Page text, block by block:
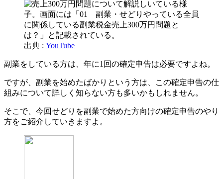
出典 : YouTube
副業をしている方は、年に1回の確定申告は必要ですよね。
ですが、副業を始めたばかりという方は、この確定申告の仕
組みについて詳しく知らない方も多いかもしれません。
そこで、今回せどりを副業で始めた方向けの確定申告のやり
方をご紹介していきますよ。